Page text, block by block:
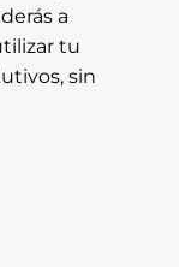
a
tu
sin